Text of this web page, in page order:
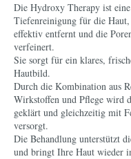
Die Hydroxy Therapy ist
Tiefenreinigung für die
effektiv entfernt und die
verfeinert.
Sie sorgt für ein klares,
Hautbild.
Durch die Kombination aus
Wirkstoffen und Pflege wird
geklärt und gleichzeitig mit
versorgt.
Die Behandlung unterstützt
und bringt Ihre Haut wieder